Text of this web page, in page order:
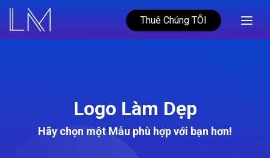
Thuê Chúng TÔI
Logo Làm Dẹp
Hãy chọn một Mẫu phù hợp với bạn hơn!